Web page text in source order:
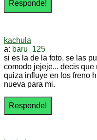
kachula
a: baru_125
si es la de la foto, se las
comodo jejeje... decis
quiza influye en los freno
nueva para mi.